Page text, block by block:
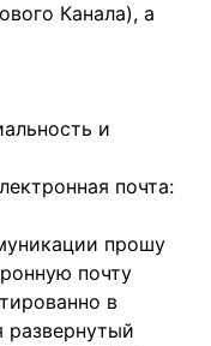
Канала), а
и
почта:
прошу
почту
в
развернутый